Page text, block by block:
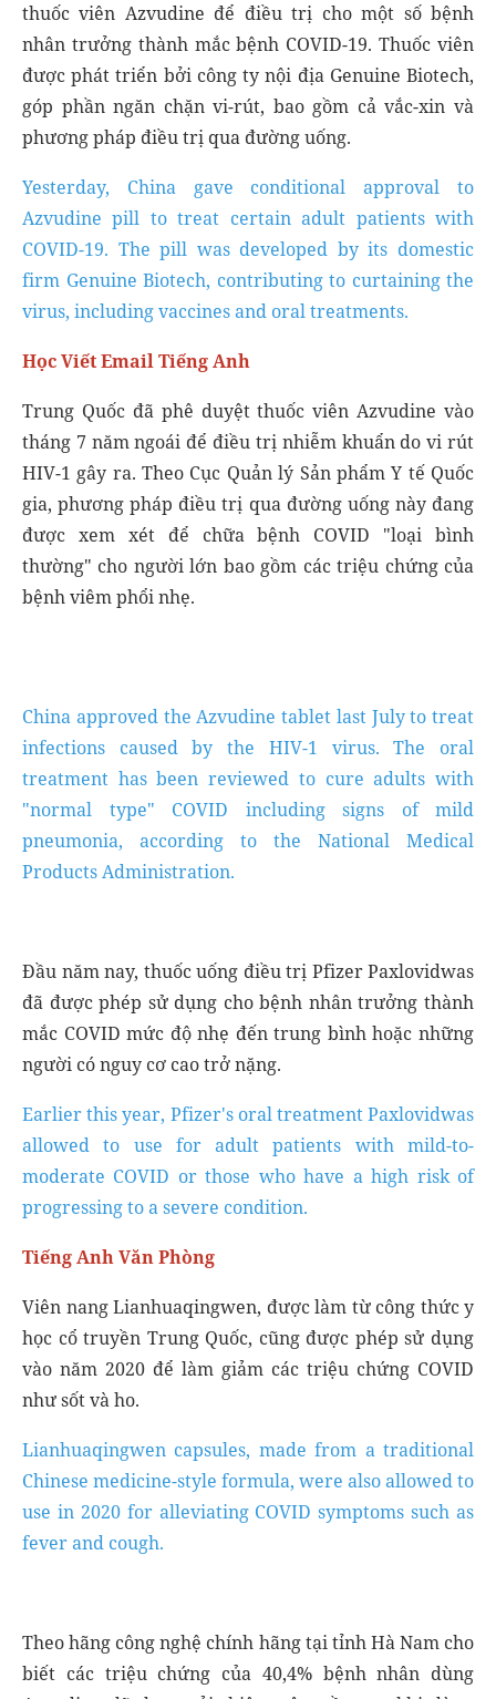
thuốc viên Azvudine để điều trị cho một số bệnh
nhân trưởng thành mắc bệnh COVID-19. Thuốc viên
được phát triển bởi công ty nội địa Genuine Biotech,
góp phần ngăn chặn vi-rút, bao gồm cả vắc-xin và
phương pháp điều trị qua đường uống.
Yesterday, China gave conditional approval to
Azvudine pill to treat certain adult patients with
COVID-19. The pill was developed by its domestic
firm Genuine Biotech, contributing to curtaining the
virus, including vaccines and oral treatments.
Học Viết Email Tiếng Anh
Trung Quốc đã phê duyệt thuốc viên Azvudine vào
tháng 7 năm ngoái để điều trị nhiễm khuẩn do vi rút
HIV-1 gây ra. Theo Cục Quản lý Sản phẩm Y tế Quốc
gia, phương pháp điều trị qua đường uống này đang
được xem xét để chữa bệnh COVID "loại bình
thường" cho người lớn bao gồm các triệu chứng của
bệnh viêm phổi nhẹ.
China approved the Azvudine tablet last July to treat
infections caused by the HIV-1 virus. The oral
treatment has been reviewed to cure adults with
"normal type" COVID including signs of mild
pneumonia, according to the National Medical
Products Administration.
Đầu năm nay, thuốc uống điều trị Pfizer Paxlovidwas
đã được phép sử dụng cho bệnh nhân trưởng thành
mắc COVID mức độ nhẹ đến trung bình hoặc những
người có nguy cơ cao trở nặng.
Earlier this year, Pfizer's oral treatment Paxlovidwas
allowed to use for adult patients with mild-to-
moderate COVID or those who have a high risk of
progressing to a severe condition.
Tiếng Anh Văn Phòng
Viên nang Lianhuaqingwen, được làm từ công thức y
học cổ truyền Trung Quốc, cũng được phép sử dụng
vào năm 2020 để làm giảm các triệu chứng COVID
như sốt và ho.
Lianhuaqingwen capsules, made from a traditional
Chinese medicine-style formula, were also allowed to
use in 2020 for alleviating COVID symptoms such as
fever and cough.
Theo hãng công nghệ chính hãng tại tỉnh Hà Nam cho
biết các triệu chứng của 40,4% bệnh nhân dùng